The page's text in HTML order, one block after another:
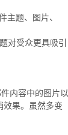
主题、图片、
对受众更具吸引
内容中的图片以
效果。虽然多变